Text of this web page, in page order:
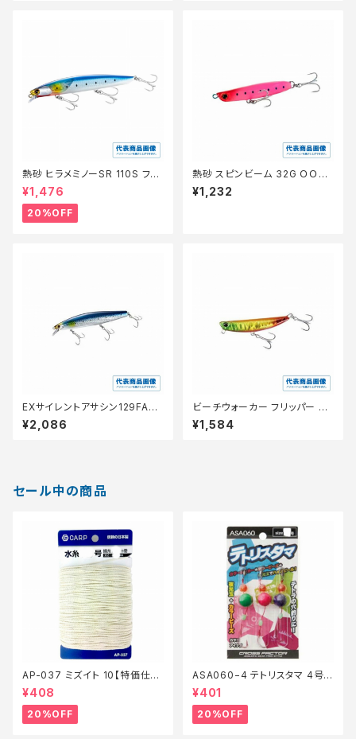
熱砂 ヒラメミノーSR 110S フラ
ッシュブースト XF−210W 【特
価ルアー】【20】
¥1,476
20%OFF
熱砂 スピンビーム 32G ＯＯ−2
32Ｍ 025【特価ルアー】【20】
¥1,232
EXサイレントアサシン129FARX
Ｍ−129N
¥2,086
ビーチウォーカー フリッパー 40
g【特価ルアー】【20】
¥1,584
セール中の商品
AP-037 ミズイト 10【特価仕
掛】【20】
¥408
20%OFF
ASA060−4 テトリスタマ 4号
【特価仕掛】【20】
¥401
20%OFF